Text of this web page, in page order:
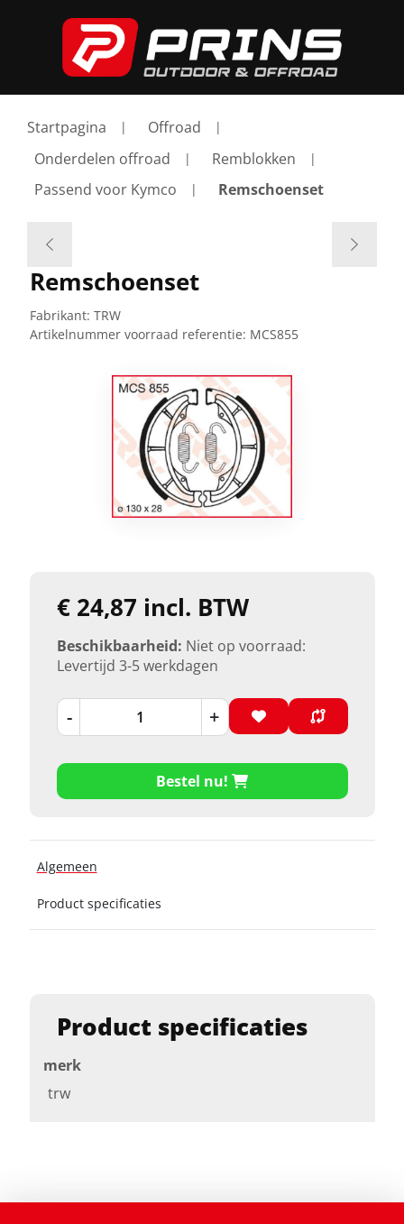
Startpagina
Offroad
Onderdelen offroad
Remblokken
Passend voor Kymco
Remschoenset
Product specificaties
merk
trw
Remschoenset
Fabrikant: TRW
Artikelnummer voorraad referentie: MCS855
€ 24,87 incl. BTW
Beschikbaarheid: Niet op voorraad:
Levertijd 3-5 werkdagen
- +
Bestel nu!
Algemeen
Product specificaties